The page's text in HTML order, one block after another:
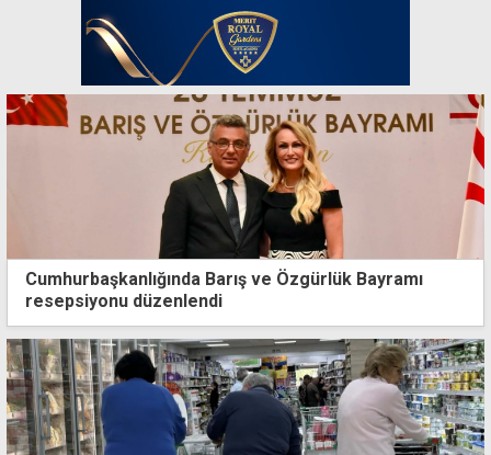
Cumhurbaşkanlığında Barış ve Özgürlük Bayramı
resepsiyonu düzenlendi